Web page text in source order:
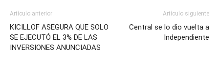
Artículo anterior
KICILLOF ASEGURA QUE SOLO
SE EJECUTÓ EL 3% DE LAS
INVERSIONES ANUNCIADAS
Artículo siguiente
Central se lo dio vuelta a
Independiente